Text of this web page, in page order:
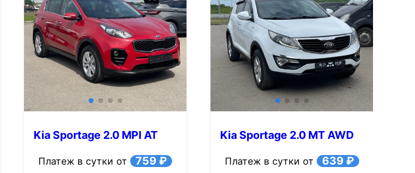
+10
Смотреть все фото
Kia Sportage 2.0 MPI AT
Платеж в сутки от 759 ₽
Kia Sportage 2.0 MT AWD
Платеж в сутки от 639 ₽